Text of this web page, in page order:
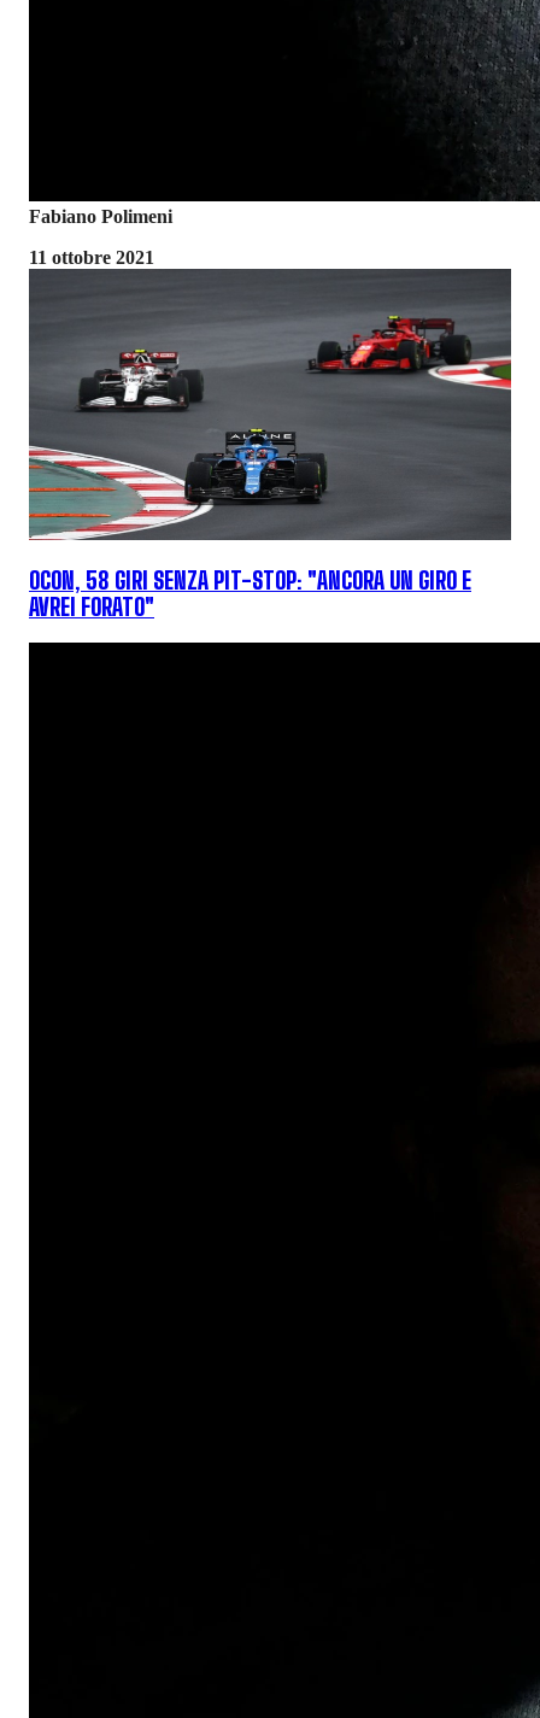
Fabiano Polimeni
11 ottobre 2021
OCON, 58 GIRI SENZA PIT-STOP: "ANCORA UN GIRO E
AVREI FORATO"